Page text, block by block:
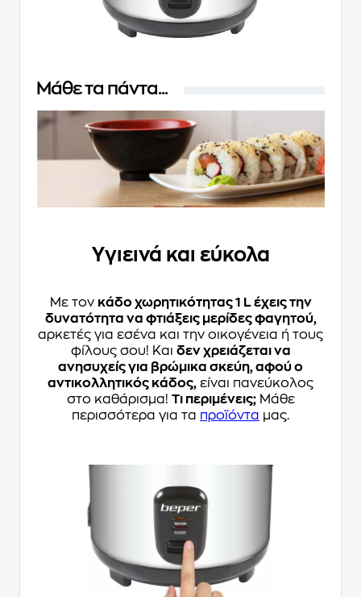
Μάθε τα πάντα...
Υγιεινά και εύκολα
Με τον κάδο χωρητικότητας 1 L έχεις την
δυνατότητα να φτιάξεις μερίδες φαγητού,
αρκετές για εσένα και την οικογένεια ή τους
φίλους σου! Και δεν χρειάζεται να
ανησυχείς για βρώμικα σκεύη, αφού ο
αντικολλητικός κάδος, είναι πανεύκολος
στο καθάρισμα! Τι περιμένεις;Μάθε
περισσότερα για τα προϊόντα μας.